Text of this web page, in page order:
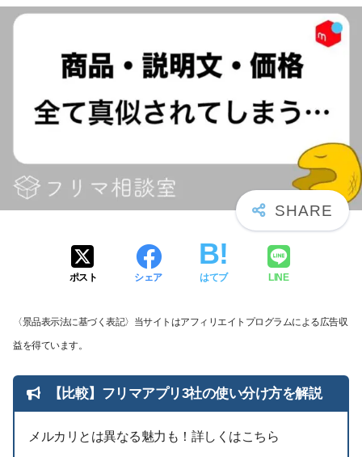
ポスト シェア はてブ LINE
〈景品表示法に基づく表記〉当サイトはアフィリエイトプログラムによる広告収
益を得ています。
【比較】フリマアプリ3社の使い分け方を解説
メルカリとは異なる魅力も！詳しくはこちら